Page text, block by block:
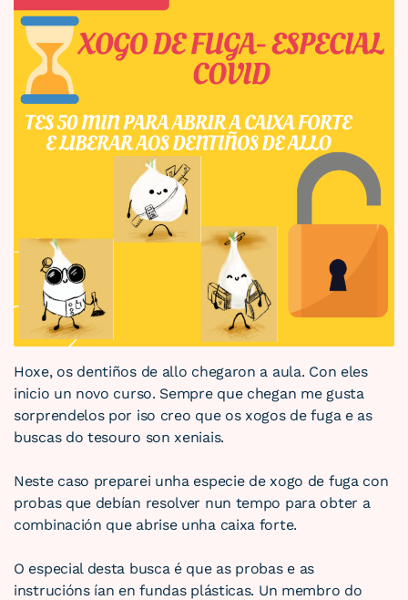
Hoxe, os dentiños de allo chegaron a aula. Con eles
inicio un novo curso. Sempre que chegan me gusta
sorprendelos por iso creo que os xogos de fuga e as
buscas do tesouro son xeniais.
Neste caso preparei unha especie de xogo de fuga con
probas que debían resolver nun tempo para obter a
combinación que abrise unha caixa forte.
O especial desta busca é que as probas e as
instrucións ían en fundas plásticas. Un membro do